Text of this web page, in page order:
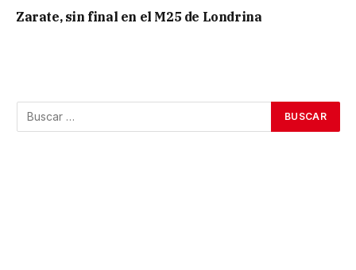
Zarate, sin final en el M25 de Londrina